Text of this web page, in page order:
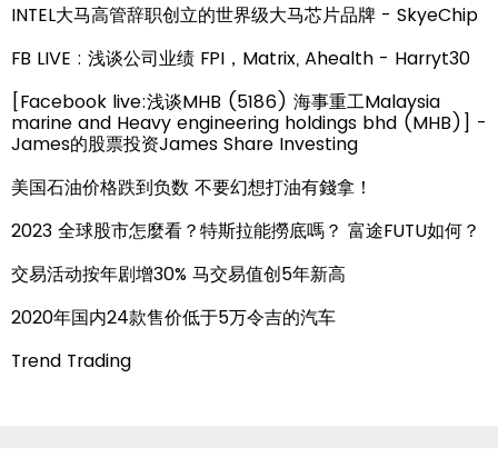
INTEL大马高管辞职创立的世界级大马芯片品牌 - SkyeChip
FB LIVE : 浅谈公司业绩 FPI，Matrix, Ahealth - Harryt30
[Facebook live:浅谈MHB (5186) 海事重工Malaysia
marine and Heavy engineering holdings bhd (MHB)] -
James的股票投资James Share Investing
美国石油价格跌到负数 不要幻想打油有錢拿！
2023 全球股市怎麼看？特斯拉能撈底嗎？ 富途FUTU如何？
交易活动按年剧增30% 马交易值创5年新高
2020年国内24款售价低于5万令吉的汽车
Trend Trading